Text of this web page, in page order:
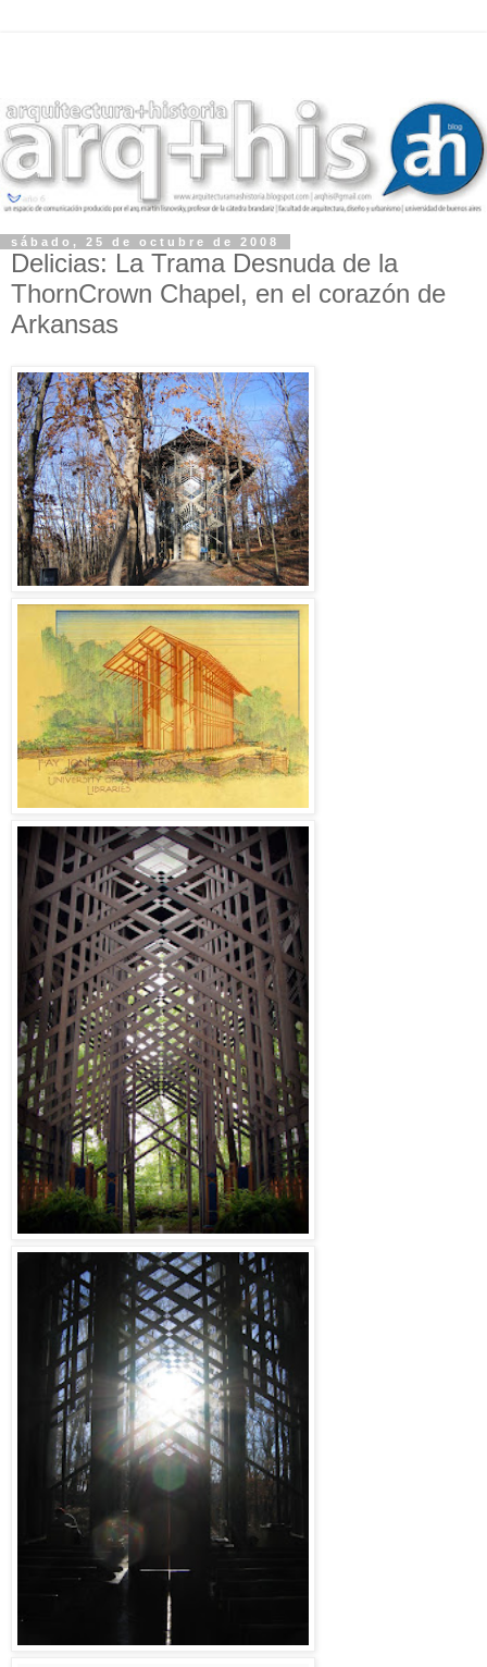
sábado, 25 de octubre de 2008
Delicias: La Trama Desnuda de la
ThornCrown Chapel, en el corazón de
Arkansas